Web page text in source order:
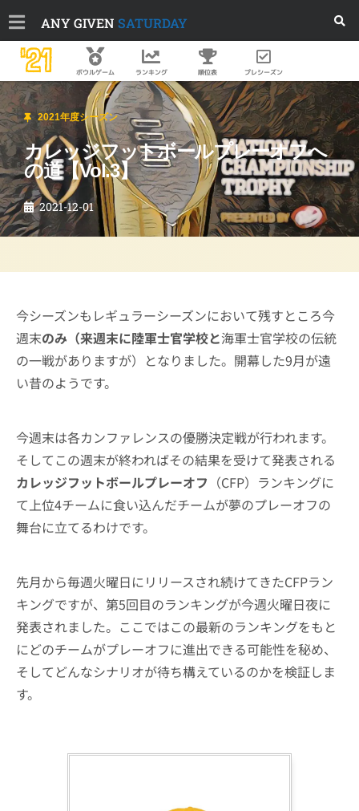
ANY GIVEN SATURDAY
'21 ボウルゲーム ランキング 順位表 プレシーズン
2021年度シーズン
カレッジフットボールプレーオフへ
の道【Vol.3】
2021-12-01
今シーズンもレギュラーシーズンにおいて残すところ今
週末のみ（来週末に陸軍士官学校と海軍士官学校の伝統
の一戦がありますが）となりました。開幕した9月が遠
い昔のようです。
今週末は各カンファレンスの優勝決定戦が行われます。
そしてこの週末が終わればその結果を受けて発表される
カレッジフットボールプレーオフ （CFP）ランキングに
て上位4チームに食い込んだチームが夢のプレーオフの
舞台に立てるわけです。
先月から毎週火曜日にリリースされ続けてきたCFPラン
キングですが、第5回目のランキングが今週火曜日夜に
発表されました。ここではこの最新のランキングをもと
にどのチームがプレーオフに進出できる可能性を秘め、
そしてどんなシナリオが待ち構えているのかを検証しま
す。